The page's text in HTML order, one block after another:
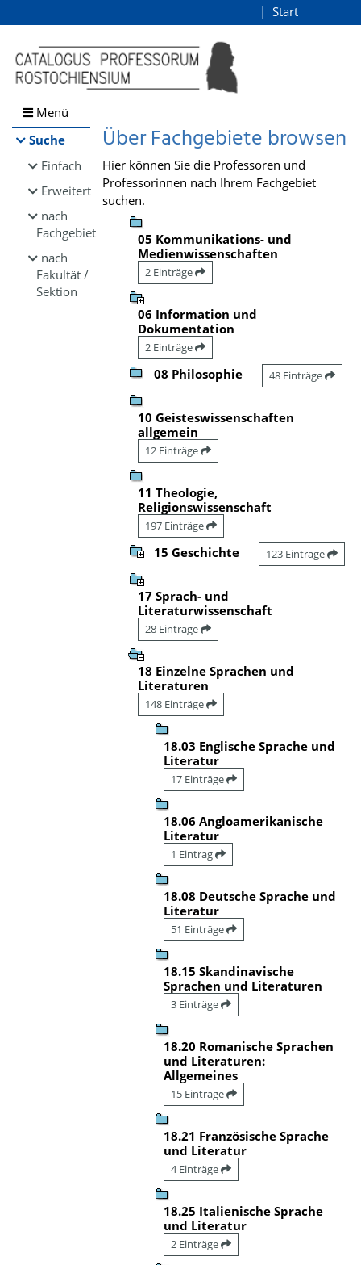
Browsen
direkt zum Inhalt
Start
Menü
Suche
Einfach
Erweitert
nach
Fachgebiet
nach
Fakultät /
Sektion
Über Fachgebiete browsen
Hier können Sie die Professoren und
Professorinnen nach Ihrem Fachgebiet
suchen.
05 Kommunikations- und
Medienwissenschaften
2 Einträge
06 Information und
Dokumentation
2 Einträge
08 Philosophie 48 Einträge
10 Geisteswissenschaften
allgemein
12 Einträge
11 Theologie,
Religionswissenschaft
197 Einträge
15 Geschichte 123 Einträge
17 Sprach- und
Literaturwissenschaft
28 Einträge
18 Einzelne Sprachen und
Literaturen
148 Einträge
18.03 Englische Sprache und
Literatur
17 Einträge
18.06 Angloamerikanische
Literatur
1 Eintrag
18.08 Deutsche Sprache und
Literatur
51 Einträge
18.15 Skandinavische
Sprachen und Literaturen
3 Einträge
18.20 Romanische Sprachen
und Literaturen:
Allgemeines
15 Einträge
18.21 Französische Sprache
und Literatur
4 Einträge
18.25 Italienische Sprache
und Literatur
2 Einträge